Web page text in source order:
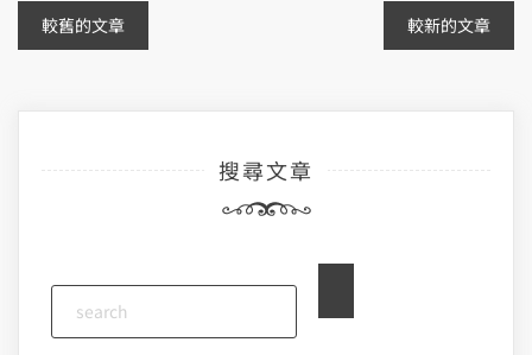
文
較舊的文章 較新的文章
搜尋文章